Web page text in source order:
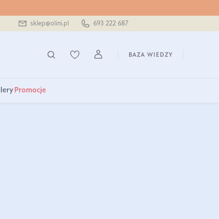
sklep@olini.pl 693 222 687
BAZA WIEDZY
Promocje